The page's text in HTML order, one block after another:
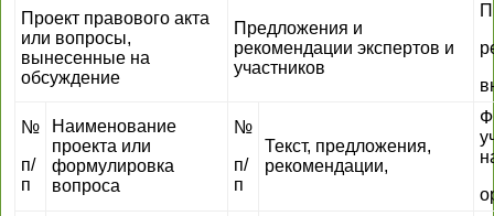
Проект правового акта
или вопросы,
вынесенные на
обсуждение
Предложения и
рекомендации экспертов и
участников
№
п/
п
Наименование
проекта или
формулировка
вопроса
№
п/
п
Текст, предложения,
рекомендации,